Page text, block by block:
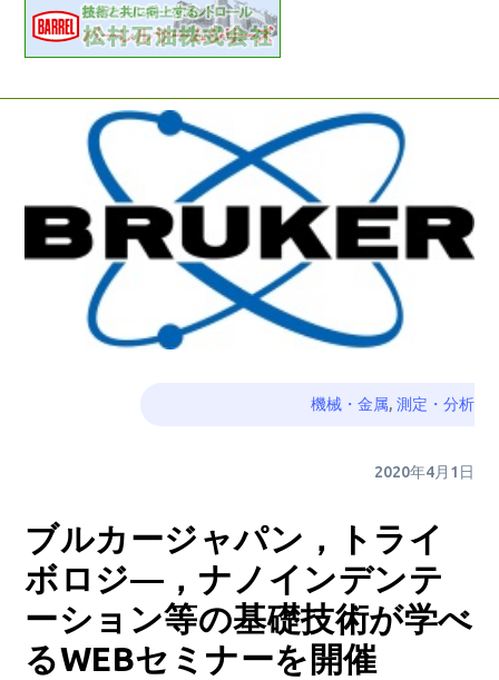
機械・金属, 測定・分析
2020年4月1日
ブルカージャパン，トライ
ボロジ―，ナノインデンテ
ーション等の基礎技術が学べ
るWEBセミナーを開催